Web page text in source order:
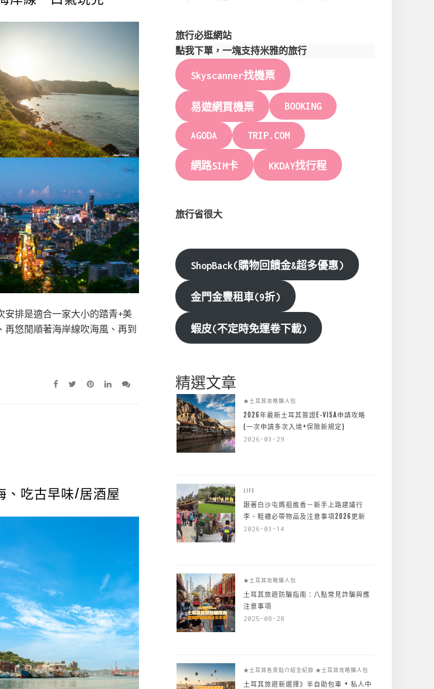
安排是適合一家大小的踏青+美
悠閒順著海岸線吹海風、再到
、吃古早味/居酒屋
旅行必逛網站
點我下單，一塊支持米雅的旅行
Skyscanner找機票
易遊網買機票 BOOKING
AGODA TRIP.COM
網路SIM卡 KKDAY找行程
旅行省很大
ShopBack(購物回饋金&超多優惠)
金門金豐租車(9折)
蝦皮(不定時免運卷下載)
精選文章
★土耳其攻略懶人包
2026年最新土耳其簽證E-VISA申請攻略
(一次申請多次入境+保險新規定)
2026-03-29
LIFE
跟著白沙屯媽祖進香－新手上路建議行
李、鞋襪必帶物品及注意事項2026更新
2026-03-14
★土耳其攻略懶人包
土耳其旅遊防騙指南：八點常見詐騙與應
注意事項
2025-08-28
★土耳其各景點介紹全紀錄 ★土耳其攻略懶人包
土耳其旅遊新選擇》半自助包車 + 私人中